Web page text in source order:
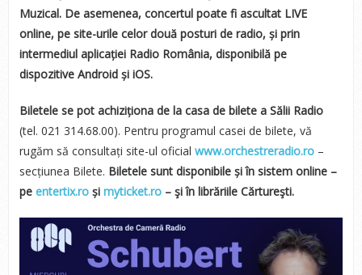
Muzical. De asemenea, concertul poate fi ascultat LIVE
online, pe site-urilecelor două posturi de radio, și prin
intermediul aplicației Radio România, disponibilă pe
dispozitive Android și iOS.
Biletele se pot achiziționa de la casa de bilete a Sălii Radio
(tel. 021 314.68.00). Pentru programul casei de bilete, vă
rugăm să consultați site-ul oficial www.orchestreradio.ro–
secțiunea Bilete. Biletele sunt disponibile și în sistem online –
pe entertix.roși myticket.ro– şi în librăriile Cărtureşti.